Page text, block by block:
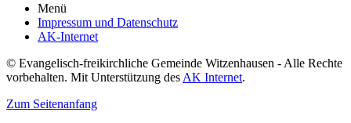
Menü
Impressum und Datenschutz
AK-Internet
© Evangelisch-freikirchliche Gemeinde Witzenhausen - Alle Rechte
vorbehalten. Mit Unterstützung des AK Internet.
Zum Seitenanfang